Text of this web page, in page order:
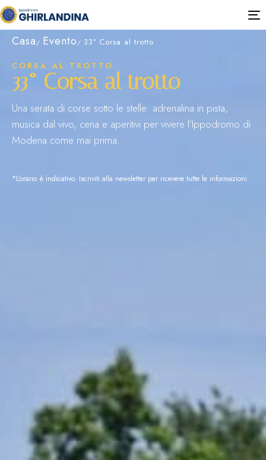
Casa Evento 33° Corsa al trotto
CORSA AL TROTTO
33° Corsa al trotto
Una serata di corse sotto le stelle: adrenalina in pista,
musica dal vivo, cena e aperitivi per vivere l’Ippodromo di
Modena come mai prima.
*L’orario è indicativo. Iscriviti alla newsletter per ricevere tutte le informazioni.